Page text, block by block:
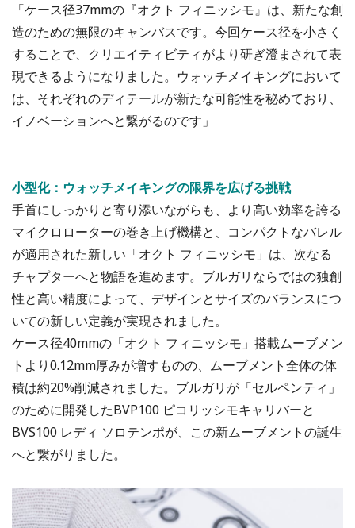
「ケース径37mmの『オクト フィニッシモ』は、新たな創
造のための無限のキャンバスです。今回ケース径を小さく
することで、クリエイティビティがより研ぎ澄まされて表
現できるようになりました。ウォッチメイキングにおいて
は、それぞれのディテールが新たな可能性を秘めており、
イノベーションへと繋がるのです」
小型化：ウォッチメイキングの限界を広げる挑戦
手首にしっかりと寄り添いながらも、より高い効率を誇る
マイクロローターの巻き上げ機構と、コンパクトなバレル
が適用された新しい「オクト フィニッシモ」は、次なる
チャプターへと物語を進めます。ブルガリならではの独創
性と高い精度によって、デザインとサイズのバランスにつ
いての新しい定義が実現されました。
ケース径40mmの「オクト フィニッシモ」搭載ムーブメン
トより0.12mm厚みが増すものの、ムーブメント全体の体
積は約20%削減されました。ブルガリが「セルペンティ」
のために開発したBVP100 ピコリッシモキャリバーと
BVS100 レディ ソロテンポが、この新ムーブメントの誕生
へと繋がりました。